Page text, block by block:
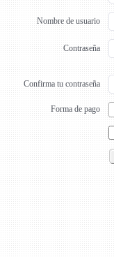
Nombre de usuario
Contraseña
Confirma tu contraseña
Forma de pago